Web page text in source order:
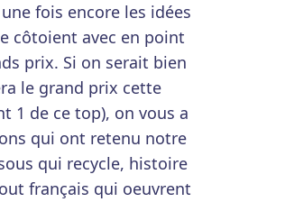
fois encore les idées
côtoient avec en point
prix. Si on serait bien
le grand prix cette
1 de ce top), on vous a
qui ont retenu notre
qui recycle, histoire
français qui oeuvrent